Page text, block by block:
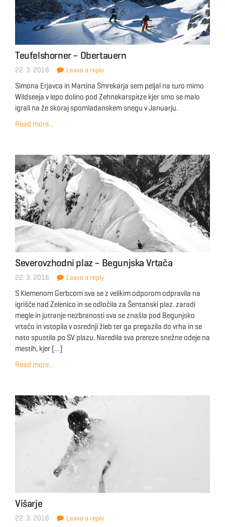
Teufelshorner – Obertauern
22. 3. 2016 Leave a reply
Simona Erjavca in Martina Smrekarja sem peljal na turo mimo
Wildseeja v lepo dolino pod Zehnekarspitze kjer smo se malo
igrali na že skoraj spomladanskem snegu v Januarju.
Read more...
Severovzhodni plaz – Begunjska Vrtača
22. 3. 2016 Leave a reply
S Klemenom Gerbcom sva se z velikim odporom odpravila na
igrišče nad Zelenico in se odločila za Šentanski plaz. zaradi
megle in jutranje nezbranosti sva se znašla pod Begunjsko
vrtačo in vstopila v osrednji žleb ter ga pregazila do vrha in se
nato spustila po SV plazu. Naredila sva prereze snežne odeje na
mestih, kjer […]
Read more...
Višarje
22. 3. 2016 Leave a reply